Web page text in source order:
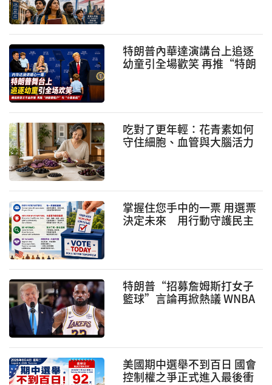
特朗普內華達演講台上追逐
幼童引全場歡笑 再推“特朗
吃對了更年輕：花青素如何
守住細胞、血管與大腦活力
掌握住您手中的一票 用選票
決定未來 用行動守護民主
特朗普“招募詹姆斯打女子
籃球”言論再掀熱議 WNBA
美國期中選舉不到百日 國會
控制權之爭正式進入最後衝